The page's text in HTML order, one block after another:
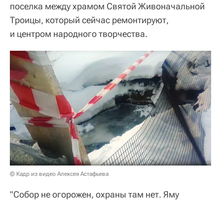
поселка между храмом Святой Живоначальной
Троицы, который сейчас ремонтируют,
и центром народного творчества.
© Кадр из видео Алексея Астафьева
"Собор не огорожен, охраны там нет. Яму